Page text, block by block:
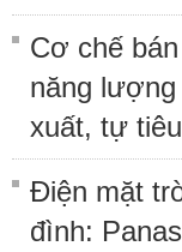
Cơ chế
năng
xuất, tự
Điện mặt
đình: